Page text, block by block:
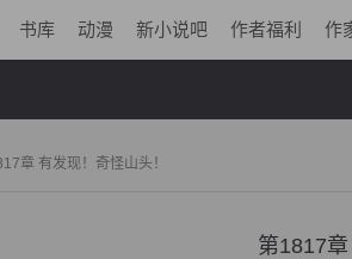
书库 动漫 新小说吧 作者福利 作
章 有发现！奇怪山头！
第1817